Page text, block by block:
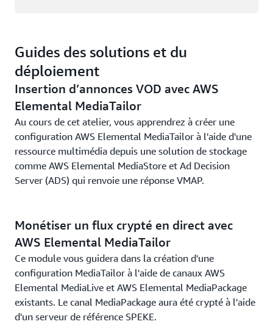
Guides des solutions et du
déploiement
Insertion d’annonces VOD avec AWS
Elemental MediaTailor
Au cours de cet atelier, vous apprendrez à créer une
configuration AWS Elemental MediaTailor à l'aide d'une
ressource multimédia depuis une solution de stockage
comme AWS Elemental MediaStore et Ad Decision
Server (ADS) qui renvoie une réponse VMAP.
Monétiser un flux crypté en direct avec
AWS Elemental MediaTailor
Ce module vous guidera dans la création d'une
configuration MediaTailor à l'aide de canaux AWS
Elemental MediaLive et AWS Elemental MediaPackage
existants. Le canal MediaPackage aura été crypté à l'aide
d'un serveur de référence SPEKE.